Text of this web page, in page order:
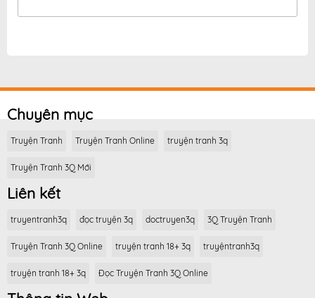
Chuyên mục
Truyện Tranh Truyện Tranh Online truyện tranh 3q
Truyện Tranh 3Q Mới
Liên kết
truyentranh3q đọc truyện 3q doctruyen3q 3Q Truyện Tranh
Truyện Tranh 3Q Online truyện tranh 18+ 3q truyệntranh3q
truyện tranh 18+ 3q Đọc Truyện Tranh 3Q Online